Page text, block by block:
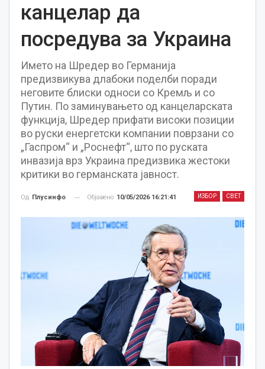
канцелар да
посредува за Украина
Името на Шредер во Германија
предизвикува длабоки поделби поради
неговите блиски односи со Кремљ и со
Путин. По заминувањето од канцеларската
функција, Шредер прифати високи позиции
во руски енергетски компании поврзани со
„Гаспром“ и „Роснефт“, што по руската
инвазија врз Украина предизвика жестоки
критики во германската јавност.
ИЗБОР СВЕТ
Од Плусинфо Објавено 10/05/2026 16:21:41